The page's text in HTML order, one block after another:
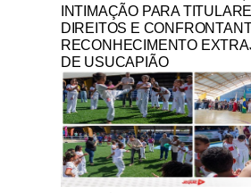
INTIMAÇÃO PARA
DIREITOS E
RECONHECIMENTO
DE USUCAPIÃO